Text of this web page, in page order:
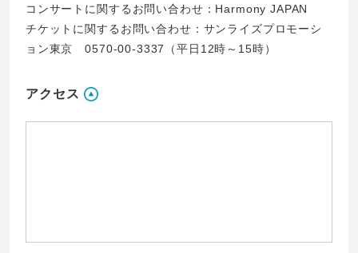
コンサートに関するお問い合わせ： Harmony JAPAN
チケットに関するお問い合わせ：サンライズプロモーシ
ョン東京 0570-00-3337（平日12時～15時）
アクセス